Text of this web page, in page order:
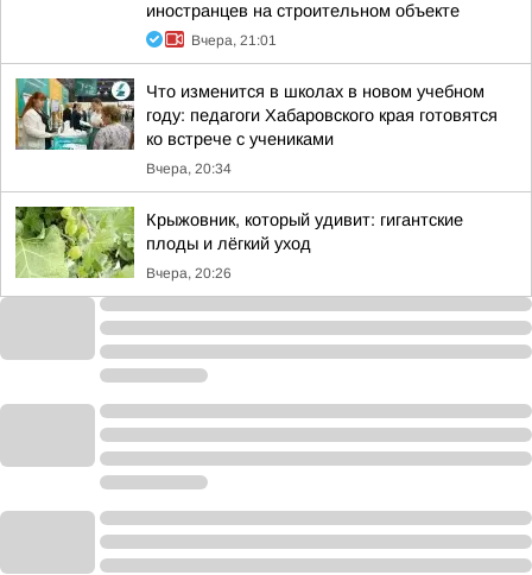
иностранцев на строительном объекте
Вчера, 21:01
Что изменится в школах в новом учебном
году: педагоги Хабаровского края готовятся
ко встрече с учениками
Вчера, 20:34
Крыжовник, который удивит: гигантские
плоды и лёгкий уход
Вчера, 20:26